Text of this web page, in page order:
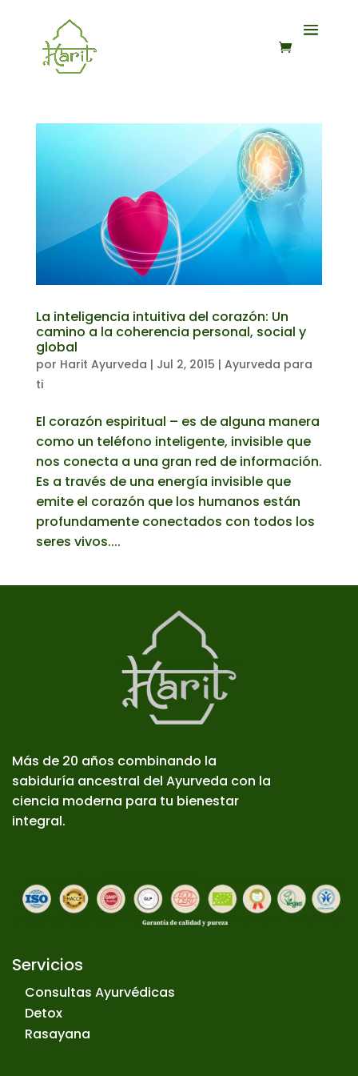
La inteligencia intuitiva del corazón: Un
camino a la coherencia personal, social y
global
por Harit Ayurveda | Jul 2, 2015 | Ayurveda para
ti
El corazón espiritual – es de alguna manera
como un teléfono inteligente, invisible que
nos conecta a una gran red de información.
Es a través de una energía invisible que
emite el corazón que los humanos están
profundamente conectados con todos los
seres vivos....
Más de 20 años combinando la
sabiduría ancestral del Ayurveda con la
ciencia moderna para tu bienestar
integral.
Servicios
Consultas Ayurvédicas
Detox
Rasayana